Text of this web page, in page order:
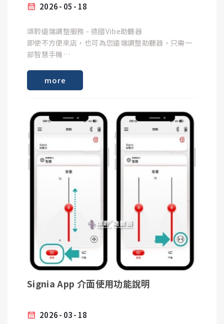
18
05
2026
頌聆遠端調整服務 - 德國Vibe助聽器
即使不方便來店，也可為您遠端調整助聽器，只需一
部智慧手機
準備事項
1. 一部智慧手機，並連上網路
3. 告知您的調整需求，我們設定好後，將會傳送一組
調整連結網址給您。
4. 點選調整連結網址後，依照步驟依序設定即可。
設定調整
步驟1 : 點選「開始」，並依循操作流程
確認您的手機聲音是否已開啟
遠端調整將依序先由「左耳助聽器」再至「右耳助聽
器」設定。設定時請按照說明將助聽器重開機。
備註 : 如果只有單耳助聽器，您可在設定畫面於該側
耳的時候，再將您的助聽器開機並設定即可。
有聽到確認提示音才表示該耳助聽器設定完成
more
18
03
2026
Signia App 介面使用功能說明